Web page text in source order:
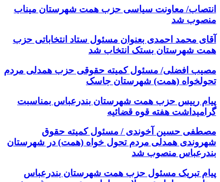
انتصاب/ معاونت سیاسی حزب همت شهرستان میناب
منصوب شد
آقای محمد احمدی بعنوان مسئول ستاد انتخاباتی حزب
همت شهرستان بستک انتخاب شد
مصیب افضلی/ مسئول کمیته حقوقی حزب همدلی مردم
تحولخواه (همت) شهرستان جاسک
پیام رییس حزب همت شهرستان بندرعباس بمناسبت
گرامیداشت هفته قوه قضائیه
مصطفی حسین آخوندی / مسئول کمیته حقوق
شهروندی همدلی مردم تحول خواه (همت) در شهرستان
بندرعباس منصوب شد
پیام تبریک مسئول حزب همت شهرستان بندرعباس